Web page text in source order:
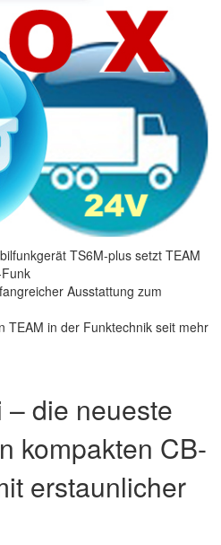
TS6M-plus setzt TEAM
Ausstattung zum
TEAM in der Funktechnik seit mehr
– die neueste
kompakten CB-
erstaunlicher